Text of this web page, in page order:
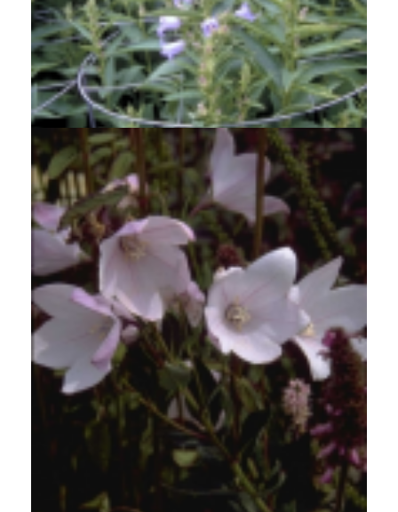
Breedbladig klokje
Campanula latifolia 'Gloaming'
Chinese klokjesbloem
Platycodon grandiflorus 'Perlmutterschale'